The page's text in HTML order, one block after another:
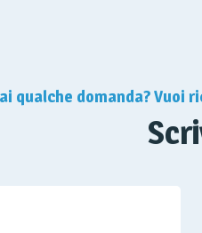
qualche domanda? Vuoi